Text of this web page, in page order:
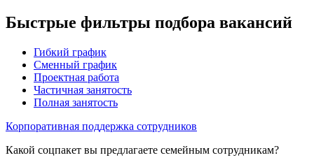
Быстрые фильтры подбора вакансий
Гибкий график
Сменный график
Проектная работа
Частичная занятость
Полная занятость
Корпоративная поддержка сотрудников
Какой соцпакет вы предлагаете семейным сотрудникам?